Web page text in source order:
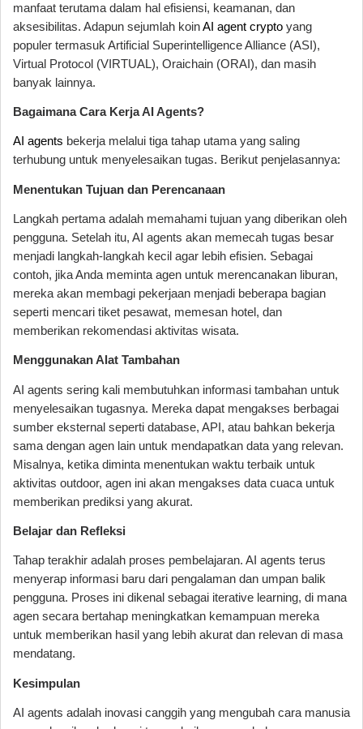
manfaat terutama dalam hal efisiensi, keamanan, dan
aksesibilitas. Adapun sejumlah koinAI agent crypto yang
populer termasuk Artificial Superintelligence Alliance (ASI),
Virtual Protocol (VIRTUAL), Oraichain (ORAI), dan masih
banyak lainnya.
Bagaimana Cara Kerja AI Agents?
AI agents bekerja melalui tiga tahap utama yang saling
terhubung untuk menyelesaikan tugas. Berikut penjelasannya:
Menentukan Tujuan dan Perencanaan
Langkah pertama adalah memahami tujuan yang diberikan oleh
pengguna. Setelah itu, AI agents akan memecah tugas besar
menjadi langkah-langkah kecil agar lebih efisien. Sebagai
contoh, jika Anda meminta agen untuk merencanakan liburan,
mereka akan membagi pekerjaan menjadi beberapa bagian
seperti mencari tiket pesawat, memesan hotel, dan
memberikan rekomendasi aktivitas wisata.
Menggunakan Alat Tambahan
AI agents sering kali membutuhkan informasi tambahan untuk
menyelesaikan tugasnya. Mereka dapat mengakses berbagai
sumber eksternal seperti database, API, atau bahkan bekerja
sama dengan agen lain untuk mendapatkan data yang relevan.
Misalnya, ketika diminta menentukan waktu terbaik untuk
aktivitas outdoor, agen ini akan mengakses data cuaca untuk
memberikan prediksi yang akurat.
Belajar dan Refleksi
Tahap terakhir adalah proses pembelajaran. AI agents terus
menyerap informasi baru dari pengalaman dan umpan balik
pengguna. Proses ini dikenal sebagai iterative learning, di mana
agen secara bertahap meningkatkan kemampuan mereka
untuk memberikan hasil yang lebih akurat dan relevan di masa
mendatang.
Kesimpulan
AI agents adalah inovasi canggih yang mengubah cara manusia